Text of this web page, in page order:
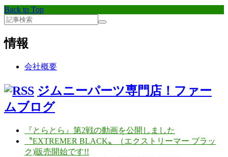
Back to Top
情報
会社概要
ジムニーパーツ専門店！ファー
ムブログ
『とらとら』第2戦の動画を公開しました
〝EXTREMER BLACK〟（エクストリーマー ブラッ
ク)販売開始です!!